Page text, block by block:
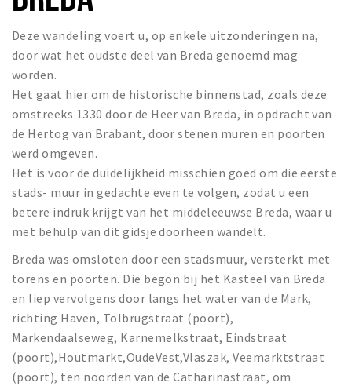
Privacy
Inloggen
Deze wandeling voert u, op enkele uitzonderingen na,
door wat het oudste deel van Breda genoemd mag
worden.
Het gaat hier om de historische binnenstad, zoals deze
omstreeks 1330 door de Heer van Breda, in opdracht van
de Hertog van Brabant, door stenen muren en poorten
werd omgeven.
Het is voor de duidelijkheid misschien goed om die eerste
stads- muur in gedachte even te volgen, zodat u een
betere indruk krijgt van het middeleeuwse Breda, waar u
met behulp van dit gidsje doorheen wandelt.
Breda was omsloten door een stadsmuur, versterkt met
torens en poorten. Die begon bij het Kasteel van Breda
en liep vervolgens door langs het water van de Mark,
richting Haven, Tolbrugstraat (poort),
Markendaalseweg, Karnemelkstraat, Eindstraat
(poort),Houtmarkt,OudeVest,Vlaszak, Veemarktstraat
(poort), ten noorden van de Catharinastraat, om